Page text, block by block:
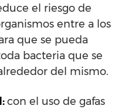
el riesgo de
entre a los
que se pueda
bacteria que se
del mismo.
con el uso de gafas